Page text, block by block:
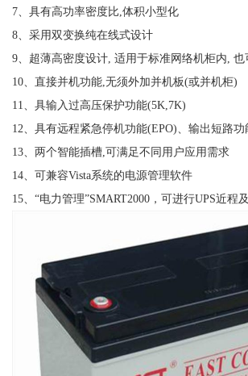
7、具有高功率密度比,体积小型化
8、采用双变换纯在线式设计
9、超薄高密度设计, 适用于标准网络机柜内, 也
10、直接并机功能,无须外加并机板(或并机柜)
11、具输入过高压保护功能(5K,7K)
12、具有远程紧急停机功能(EPO)、输出短路
13、两个智能插槽,可满足不同用户应用需求
14、可兼容Vista系统的电源管理软件
15、“电力管理”SMART2000，可进行UPS近程